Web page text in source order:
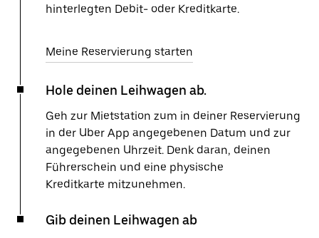
hinterlegten Debit- oder Kreditkarte.
Meine Reservierung starten
Hole deinen Leihwagen ab.
Geh zur Mietstation zum in deiner Reservierung
in der Uber App angegebenen Datum und zur
angegebenen Uhrzeit. Denk daran, deinen
Führerschein und eine physische
Kreditkarte mitzunehmen.
Gib deinen Leihwagen ab